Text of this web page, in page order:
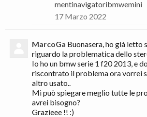
mentinavigatoribmwemini
17 Marzo 2022
MarcoGa Buonasera, ho già letto
riguardo la problematica dello
Io ho un bmw serie 1 f20 2013, e
riscontrato il problema ora vorrei
altro usato..
Mi può spiegare meglio tutte le
avrei bisogno?
Grazieee !! :)